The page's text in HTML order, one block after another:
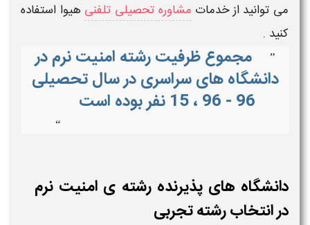
می توانید از خدمات مشاوره تحصیلی تلفنی هیوا استفاده
کنید .
”
مجموع ظرفیت رشته امنیت نرم در
دانشگاه های سراسری در سال تحصیلی
96 - 96 ، 15 نفر بوده است
“
دانشگاه های پذیرنده رشته ی امنیت نرم
در انتخاب رشته تجربی